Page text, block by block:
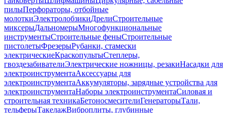
пилыПерфораторы, отбойные
молоткиЭлектролобзикиДрелиСтроительные
миксерыДальномерыМногофункциональные
инструментыСтроительные феныСтроительные
пистолетыФрезерыРубанки, стамески
электрическиеКраскопультыСтеплеры,
гвоздезабивателиЭлектрические ножницы, резакиНасадки для
электроинструментаАксессуары для
электроинструментаАккумуляторы, зарядные устройства для
электроинструментаНаборы электроинструментаСиловая и
строительная техникаБетоносмесителиГенераторыТали,
тельферыТакелажВиброплиты, глубинные